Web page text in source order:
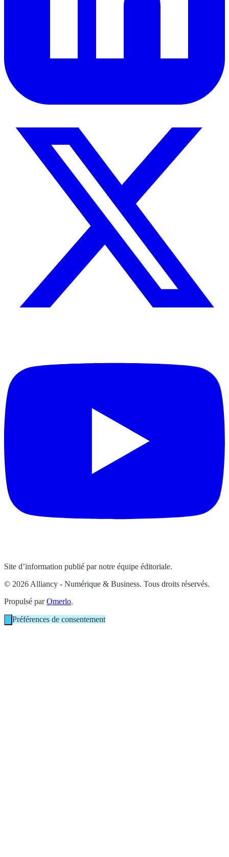
Site d’information publié par notre équipe éditoriale.
© 2026 Alliancy - Numérique & Business. Tous droits réservés.
Propulsé parOmerlo.
Préférences de consentement